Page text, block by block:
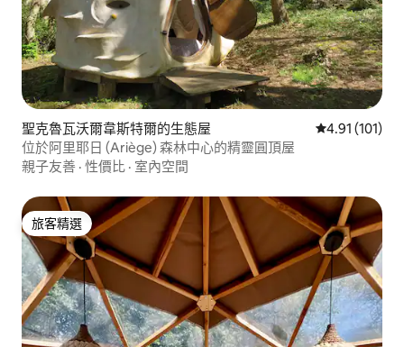
聖克魯瓦沃爾韋斯特爾的生態屋 從 101 則評價
4.91 (101)
位於阿里耶日 (Ariège) 森林中心的精靈圓頂屋
親子友善 · 性價比 · 室內空間
旅客精選
旅客精選